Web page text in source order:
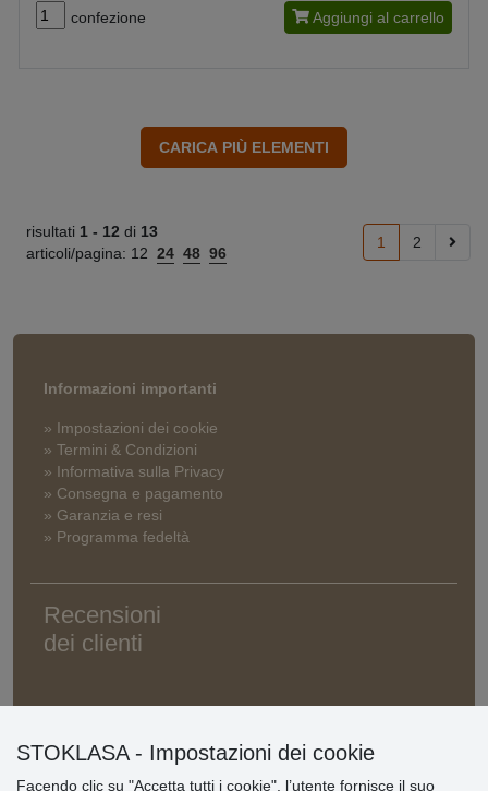
confezione Aggiungi al carrello
risultati 1 - 12 di 13
articoli/pagina: 12 24 48 96
1 2
Informazioni importanti
» Impostazioni dei cookie
» Termini & Condizioni
» Informativa sulla Privacy
» Consegna e pagamento
» Garanzia e resi
» Programma fedeltà
Recensioni
dei clienti
STOKLASA - Impostazioni dei cookie
Facendo clic su "Accetta tutti i cookie", l’utente fornisce il suo